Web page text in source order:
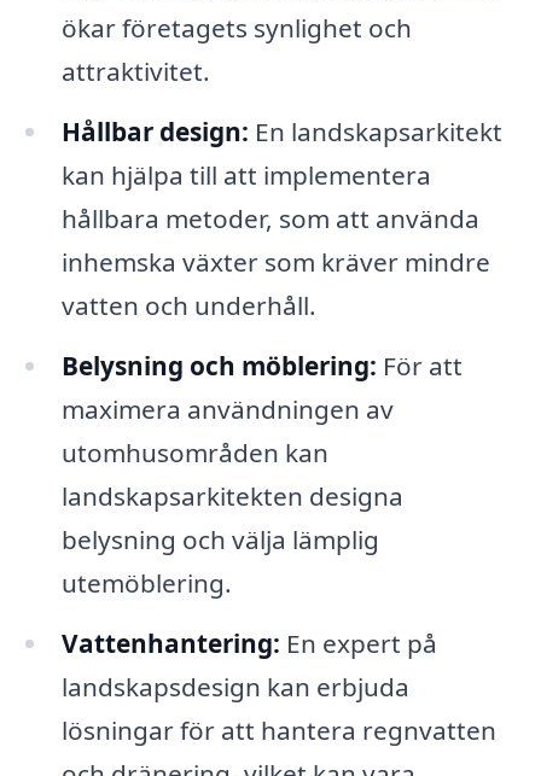
ökar företagets synlighet och
attraktivitet.
Hållbar design: En landskapsarkitekt
kan hjälpa till att implementera
hållbara metoder, som att använda
inhemska växter som kräver mindre
vatten och underhåll.
Belysning och möblering: För att
maximera användningen av
utomhusområden kan
landskapsarkitekten designa
belysning och välja lämplig
utemöblering.
Vattenhantering: En expert på
landskapsdesign kan erbjuda
lösningar för att hantera regnvatten